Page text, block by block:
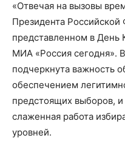
«Отвечая на вызовы
Президента
представленном в День
МИА «Россия сегодня».
подчеркнута важность
обеспечением
предстоящих выборов,
слаженная работа
уровней.